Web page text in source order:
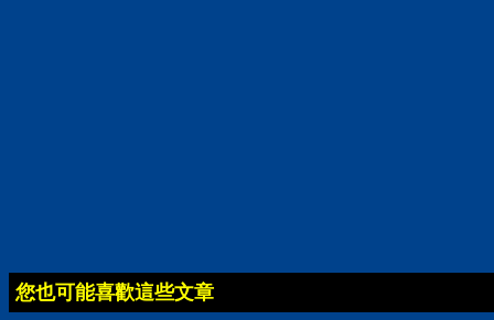
您也可能喜歡這些文章